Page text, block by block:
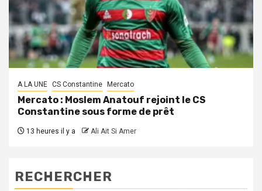
A LA UNE CS Constantine Mercato
Mercato : Moslem Anatouf rejoint le CS
Constantine sous forme de prêt
13 heures il y a Ali Ait Si Amer
RECHERCHER